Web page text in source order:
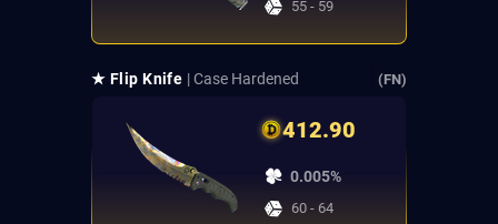
55 - 59
★ Flip Knife | Case Hardened (FN)
412.90
0.005%
60 - 64